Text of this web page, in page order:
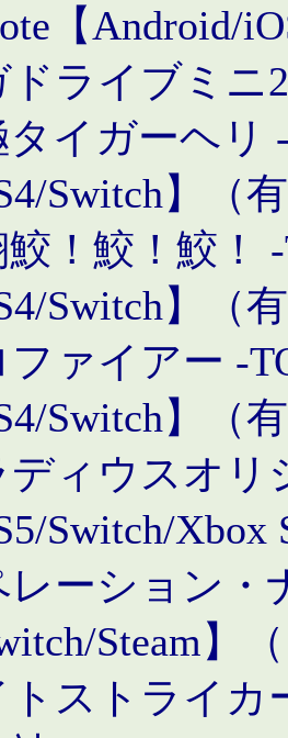
【Android/
ドライブミニ
タイガーヘリ
Switch】（
！鮫！鮫！
Switch】（
ファイアー -
Switch】（
ディウスオリ
Switch/
レーション・
Steam】
ストライカ